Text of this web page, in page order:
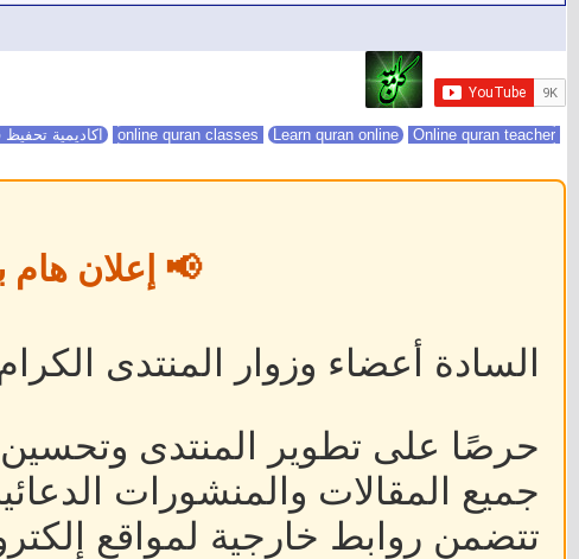
Learn quran online Online quran teacher اكاديمية
📢 إعلان هام
السادة أعضاء وزوار المنتدى
حرصًا على تطوير المنتدى
جميع المقالات والمنشورات
تتضمن روابط خارجية لمواقع